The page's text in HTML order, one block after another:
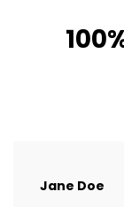
Jane Doe